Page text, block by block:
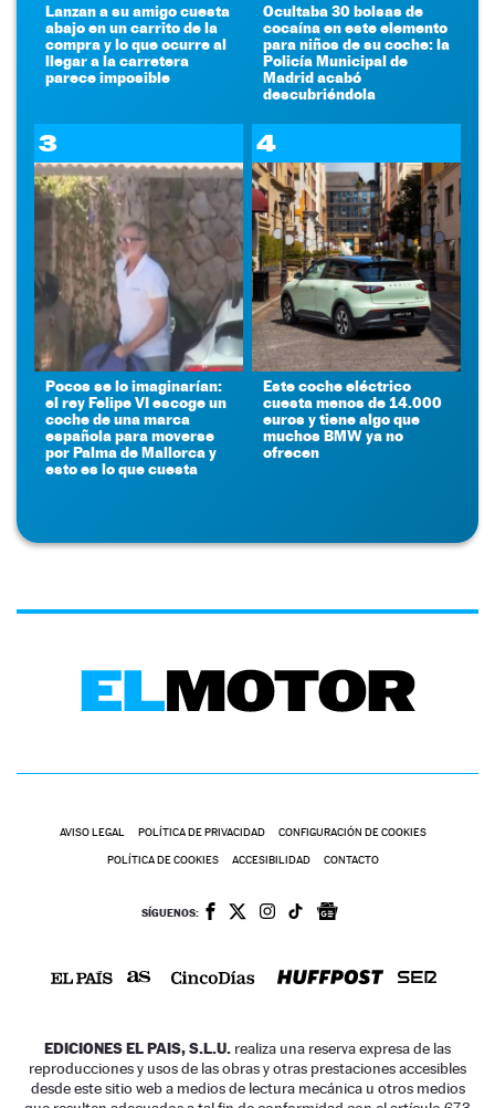
Lanzan a su amigo cuesta
abajo en un carrito de la
compra y lo que ocurre al
llegar a la carretera
parece imposible
Ocultaba 30 bolsas de
cocaína en este elemento
para niños de su coche: la
Policía Municipal de
Madrid acabó
descubriéndola
3
Pocos se lo imaginarían:
el rey Felipe VI escoge un
coche de una marca
española para moverse
por Palma de Mallorca y
esto es lo que cuesta
4
Este coche eléctrico
cuesta menos de 14.000
euros y tiene algo que
muchos BMW ya no
ofrecen
AVISO LEGAL POLÍTICA DE PRIVACIDAD CONFIGURACIÓN DE COOKIES
POLÍTICA DE COOKIES ACCESIBILIDAD CONTACTO
SÍGUENOS:
EDICIONES EL PAIS, S.L.U. realiza una reserva expresa de las
reproducciones y usos de las obras y otras prestaciones accesibles
desde este sitio web a medios de lectura mecánica u otros medios